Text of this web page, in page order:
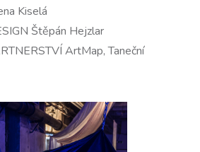
Kiselá
Štěpán Hejzlar
ArtMap, Taneční